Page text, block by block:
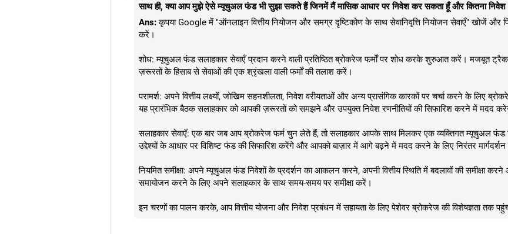
साथ ही, क्या आप मुझे ऐसे म्यूचुअल फंड भी सुझा सकते हैं जिनमें मैं मासिक आधार पर निवेश कर सकता हूँ और कितना
Ans:कृपया Google में "ऑनलाइन वित्तीय नियोजन और समग्र दृष्टिकोण के साथ सेवानिवृत्ति नियोजन सेवाएँ" खोजें और
करें।
शोध: म्यूचुअल फंड सलाहकार सेवाएँ प्रदान करने वाली प्रतिष्ठित ब्रोकरेज फर्मों पर शोध करके शुरुआत करें। मजबूत ट्रैक
ज़रूरतों के हिसाब से सेवाओं की एक श्रृंखला वाली फर्मों की तलाश करें।
परामर्श: अपने वित्तीय लक्ष्यों, जोखिम सहनशीलता, निवेश वरीयताओं और अन्य प्रासंगिक कारकों पर चर्चा करने के लिए
यह प्रारंभिक बैठक सलाहकार को आपकी ज़रूरतों को समझने और उपयुक्त निवेश रणनीतियों की सिफारिश करने में मदद
सलाहकार सेवाएँ: एक बार जब आप ब्रोकरेज फर्म चुन लेते हैं, तो सलाहकार आपके साथ मिलकर एक व्यक्तिगत म्यूचुअल फंड
उद्देश्यों के आधार पर विशिष्ट फंड की सिफारिश करेंगे और आपको बाज़ार में आगे बढ़ने में मदद करने के लिए निरंतर
नियमित समीक्षा: अपने म्यूचुअल फंड निवेशों के प्रदर्शन का आकलन करने, अपनी वित्तीय स्थिति में बदलावों की समीक्षा
समायोजन करने के लिए अपने सलाहकार के साथ समय-समय पर समीक्षा करें।
इन चरणों का पालन करके, आप वित्तीय योजना और निवेश प्रबंधन में सहायता के लिए पेशेवर ब्रोकरेज की विशेषज्ञता तक